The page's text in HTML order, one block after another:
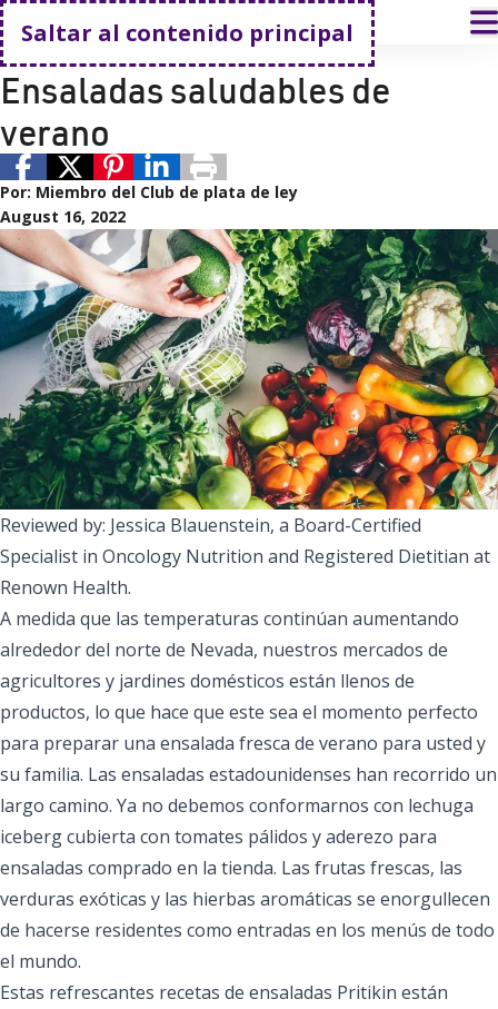
Saltar al contenido principal
Volver a casa
Recetas
Ensaladas saludables de
verano
Por: Miembro del Club de plata de ley
August 16, 2022
Reviewed by: Jessica Blauenstein, a Board-Certified
Specialist in Oncology Nutrition and Registered Dietitian at
Renown Health.
A medida que las temperaturas continúan aumentando
alrededor del norte de Nevada, nuestros mercados de
agricultores y jardines domésticos están llenos de
productos, lo que hace que este sea el momento perfecto
para preparar una ensalada fresca de verano para usted y
su familia. Las ensaladas estadounidenses han recorrido un
largo camino. Ya no debemos conformarnos con lechuga
iceberg cubierta con tomates pálidos y aderezo para
ensaladas comprado en la tienda. Las frutas frescas, las
verduras exóticas y las hierbas aromáticas se enorgullecen
de hacerse residentes como entradas en los menús de todo
el mundo.
Estas refrescantes recetas de ensaladas Pritikin están